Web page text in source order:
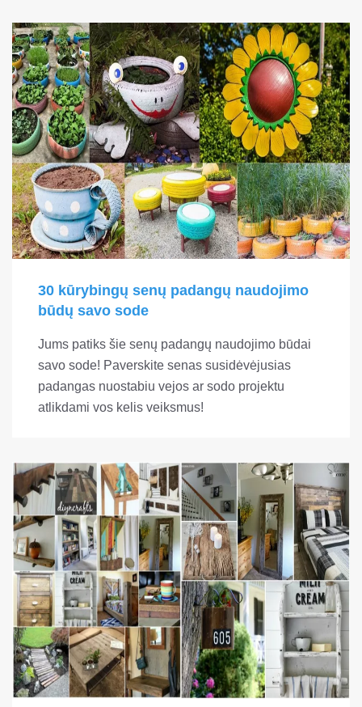
30 kūrybingų senų padangų naudojimo
būdų savo sode
Jums patiks šie senų padangų naudojimo būdai
savo sode! Paverskite senas susidėvėjusias
padangas nuostabiu vejos ar sodo projektu
atlikdami vos kelis veiksmus!